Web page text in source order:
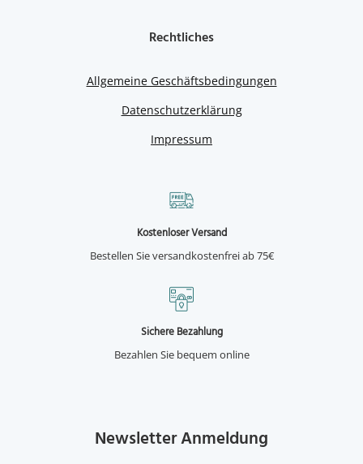
Rechtliches
Allgemeine Geschäftsbedingungen
Datenschutzerklärung
Impressum
Kostenloser Versand
Bestellen Sie versandkostenfrei ab 75€
Sichere Bezahlung
Bezahlen Sie bequem online
Newsletter Anmeldung